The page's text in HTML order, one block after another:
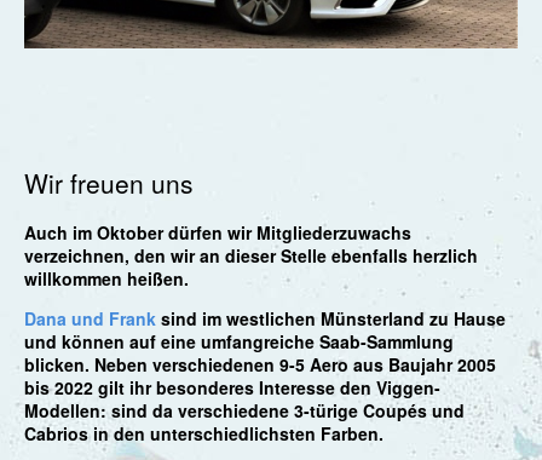
Wir freuen uns
Auch im Oktober dürfen wir Mitgliederzuwachs
verzeichnen, den wir an dieser Stelle ebenfalls herzlich
willkommen heißen.
Dana und Frank sind im westlichen Münsterland zu Hause
und können auf eine umfangreiche Saab-Sammlung
blicken. Neben verschiedenen 9-5 Aero aus Baujahr 2005
bis 2022 gilt ihr besonderes Interesse den Viggen-
Modellen: sind da verschiedene 3-türige Coupés und
Cabrios in den unterschiedlichsten Farben.